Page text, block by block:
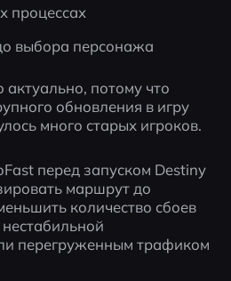
процессах
выбора персонажа
актуально, потому что
обновления в игру
много старых игроков.
перед запуском Destiny
маршрут до
количество сбоев
перегруженным трафиком